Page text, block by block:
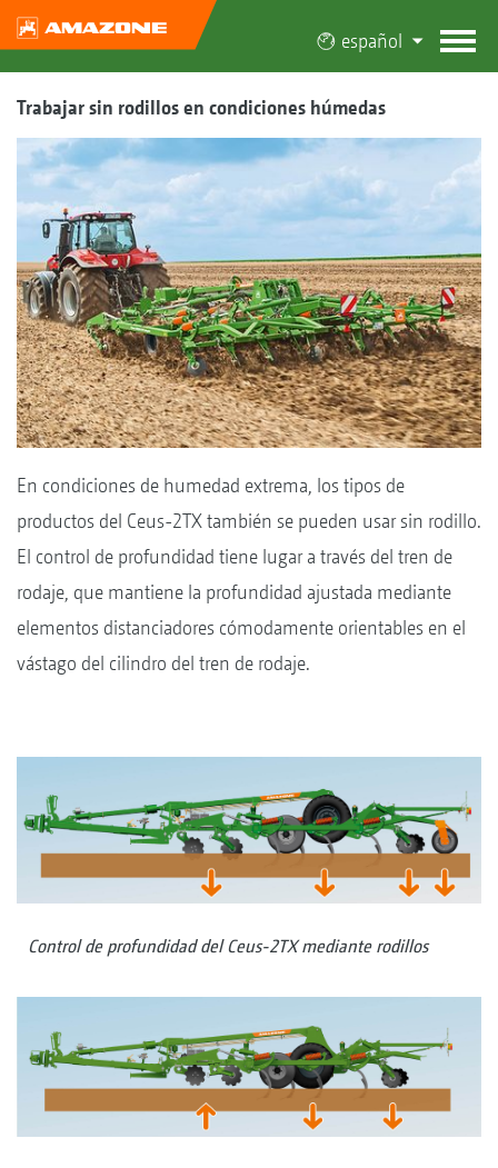
español
Trabajar sin rodillos en condiciones húmedas
En condiciones de humedad extrema, los tipos de
productos del Ceus-2TX también se pueden usar sin rodillo.
El control de profundidad tiene lugar a través del tren de
rodaje, que mantiene la profundidad ajustada mediante
elementos distanciadores cómodamente orientables en el
vástago del cilindro del tren de rodaje.
Control de profundidad del Ceus-2TX mediante rodillos